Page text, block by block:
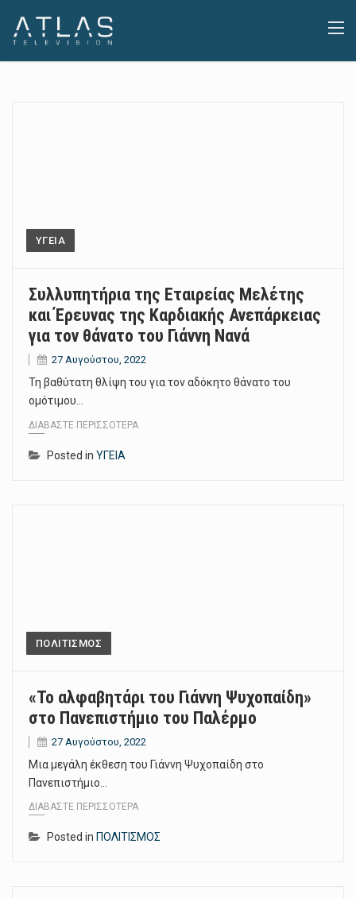
ΥΓΕΙΑ
Συλλυπητήρια της Εταιρείας Μελέτης
και Έρευνας της Καρδιακής Ανεπάρκειας
για τον θάνατο του Γιάννη Νανά
27 Αυγούστου, 2022
Τη βαθύτατη θλίψη του για τον αδόκητο θάνατο του
ομότιμου…
ΔΙΑΒΆΣΤΕ ΠΕΡΙΣΣΌΤΕΡΑ
Posted in ΥΓΕΙΑ
ΠΟΛΙΤΙΣΜΟΣ
«Το αλφαβητάρι του Γιάννη Ψυχοπαίδη»
στο Πανεπιστήμιο του Παλέρμο
27 Αυγούστου, 2022
Μια μεγάλη έκθεση του Γιάννη Ψυχοπαίδη στο
Πανεπιστήμιο…
ΔΙΑΒΆΣΤΕ ΠΕΡΙΣΣΌΤΕΡΑ
Posted in ΠΟΛΙΤΙΣΜΟΣ